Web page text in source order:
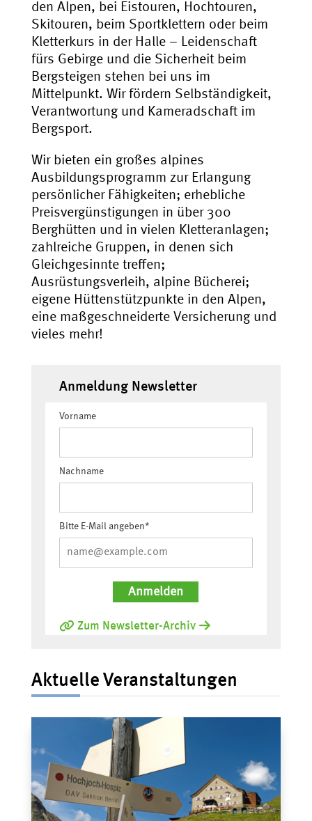
den Alpen, bei Eistouren, Hochtouren,
Skitouren, beim Sportklettern oder beim
Kletterkurs in der Halle – Leidenschaft
fürs Gebirge und die Sicherheit beim
Bergsteigen stehen bei uns im
Mittelpunkt. Wir fördern Selbständigkeit,
Verantwortung und Kameradschaft im
Bergsport.
Wir bieten ein großes alpines
Ausbildungsprogramm zur Erlangung
persönlicher Fähigkeiten; erhebliche
Preisvergünstigungen in über 300
Berghütten und in vielen Kletteranlagen;
zahlreiche Gruppen, in denen sich
Gleichgesinnte treffen;
Ausrüstungsverleih, alpine Bücherei;
eigene Hüttenstützpunkte in den Alpen,
eine maßgeschneiderte Versicherung und
vieles mehr!
Anmeldung Newsletter
Vorname
Nachname
Bitte E-Mail angeben*
Anmelden
Zum Newsletter-Archiv
Aktuelle Veranstaltungen